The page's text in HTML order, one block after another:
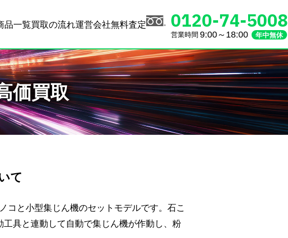
品一覧買取の流れ運営会社無料査定 0120-74-5008
営業時間 9:00～18:00 年中無休
価買取
て
コと小型集じん機のセットモデルです。石こ
具と連動して自動で集じん機が作動し、粉